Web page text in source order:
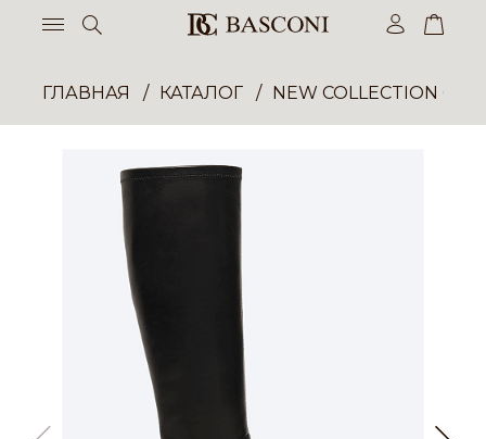
ГЛАВНАЯ КАТАЛОГ NEW COLLECTION